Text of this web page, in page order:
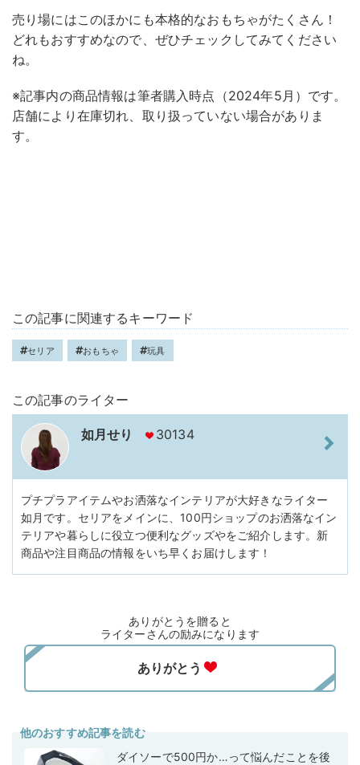
売り場にはこのほかにも本格的なおもちゃがたくさん！
どれもおすすめなので、ぜひチェックしてみてください
ね。
※記事内の商品情報は筆者購入時点（2024年5月）です。
店舗により在庫切れ、取り扱っていない場合がありま
す。
この記事に関連するキーワード
セリア おもちゃ 玩具
この記事のライター
如月せり 30134
プチプラアイテムやお洒落なインテリアが大好きなライター
如月です。セリアをメインに、100円ショップのお洒落なイン
テリアや暮らしに役立つ便利なグッズやをご紹介します。新
商品や注目商品の情報をいち早くお届けします！
ありがとうを贈ると
ライターさんの励みになります
他のおすすめ記事を読む
ダイソーで500円か…って悩んだことを後